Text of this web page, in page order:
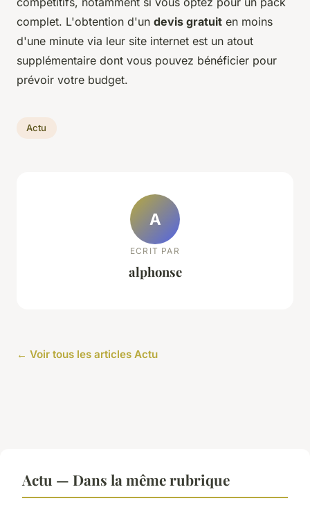
complet. L'obtention d'un devis gratuit en moins
d'une minute via leur site internet est un atout
supplémentaire dont vous pouvez bénéficier pour
prévoir votre budget.
Actu
A
ECRIT PAR
alphonse
← Voir tous les articles Actu
Actu — Dans la même rubrique